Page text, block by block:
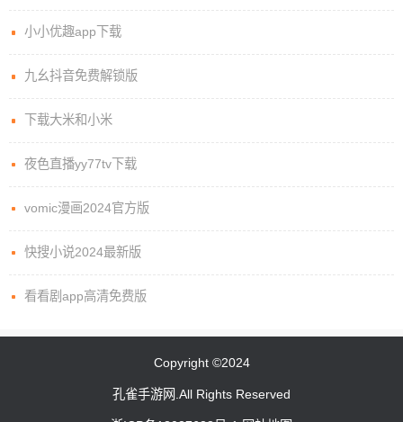
小小优趣app下载
九幺抖音免费解锁版
下载大米和小米
夜色直播yy77tv下载
vomic漫画2024官方版
快搜小说2024最新版
看看剧app高清免费版
Copyright ©2024
孔雀手游网.All Rights Reserved